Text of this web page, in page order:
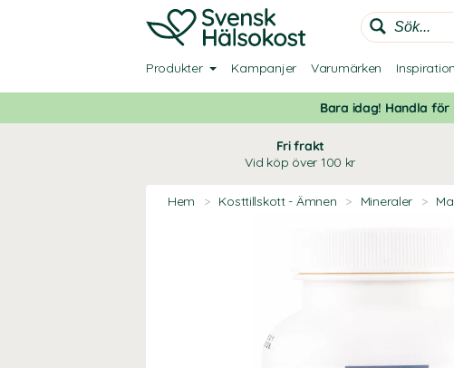
Produkter Kampanjer Varumärken Inspiration
Bara idag! Handla för
Fri frakt
Vid köp över 100 kr
Hem > Kosttillskott - Ämnen > Mineraler >